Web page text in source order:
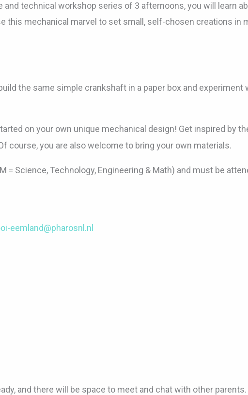
technical workshop series of 3 afternoons, you will learn
this mechanical marvel to set small, self-chosen creations
the same simple crankshaft in a paper box and
on your own unique mechanical design! Get inspired by
course, you are also welcome to bring your own materials.
= Science, Technology, Engineering & Math) and must be
eemland@pharosnl.nl
and there will be space to meet and chat with other parents.